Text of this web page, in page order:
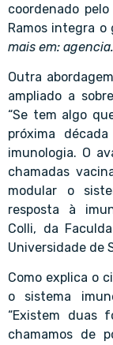
coordenado
Ramos integra o
mais em:
Outra
ampliado a
“Se tem algo
próxima
imunologia. O
chamadas
modular o
resposta à
Colli, da
Universidade de
Como explica o
o sistema
“Existem duas
chamamos de